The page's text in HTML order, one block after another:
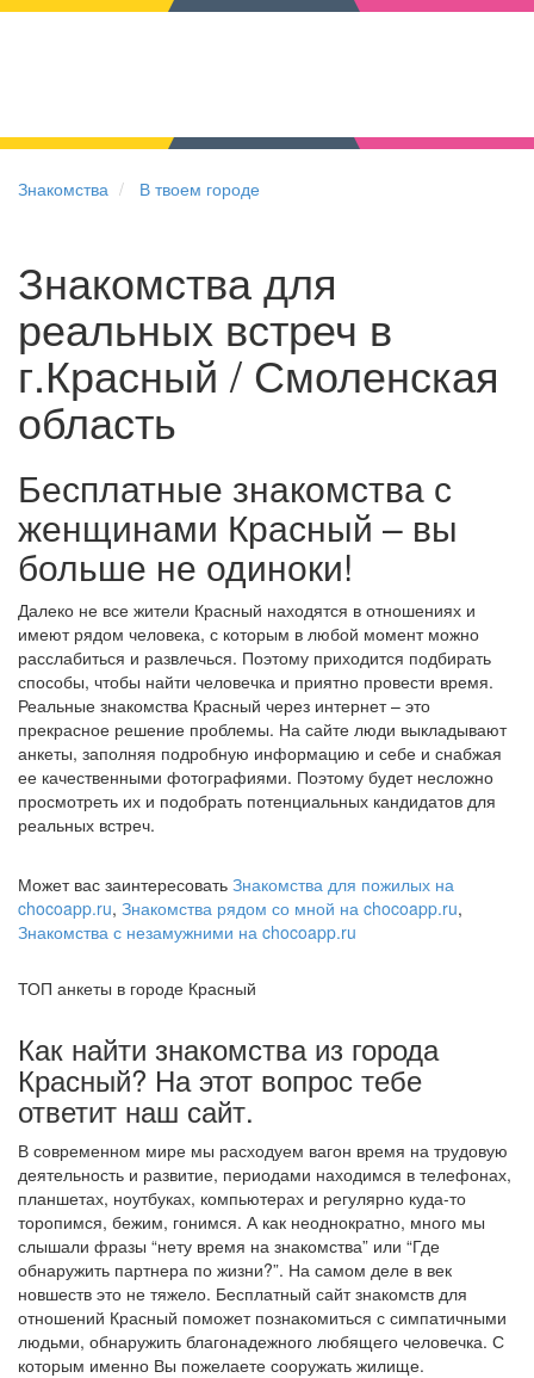
Знакомства В твоем городе
Знакомства для
реальных встреч в
г.Красный / Смоленская
область
Бесплатные знакомства с
женщинами Красный – вы
больше не одиноки!
Далеко не все жители Красный находятся в отношениях и
имеют рядом человека, с которым в любой момент можно
расслабиться и развлечься. Поэтому приходится подбирать
способы, чтобы найти человечка и приятно провести время.
Реальные знакомства Красный через интернет – это
прекрасное решение проблемы. На сайте люди выкладывают
анкеты, заполняя подробную информацию и себе и снабжая
ее качественными фотографиями. Поэтому будет несложно
просмотреть их и подобрать потенциальных кандидатов для
реальных встреч.
Может вас заинтересовать Знакомства для пожилых на
chocoapp.ru, Знакомства рядом со мной на chocoapp.ru,
Знакомства с незамужними на chocoapp.ru
ТОП анкеты в городе Красный
Как найти знакомства из города
Красный? На этот вопрос тебе
ответит наш сайт.
В современном мире мы расходуем вагон время на трудовую
деятельность и развитие, периодами находимся в телефонах,
планшетах, ноутбуках, компьютерах и регулярно куда-то
торопимся, бежим, гонимся. А как неоднократно, много мы
слышали фразы “нету время на знакомства” или “Где
обнаружить партнера по жизни?”. На самом деле в век
новшеств это не тяжело. Бесплатный сайт знакомств для
отношений Красный поможет познакомиться с симпатичными
людьми, обнаружить благонадежного любящего человечка. С
которым именно Вы пожелаете сооружать жилище.